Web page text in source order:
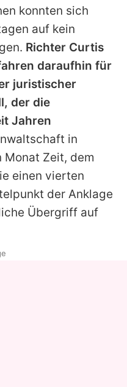
konnten sich
auf kein
Richter Curtis
daraufhin für
juristischer
der die
Jahren
in
Monat Zeit, dem
einen vierten
der Anklage
Übergriff auf